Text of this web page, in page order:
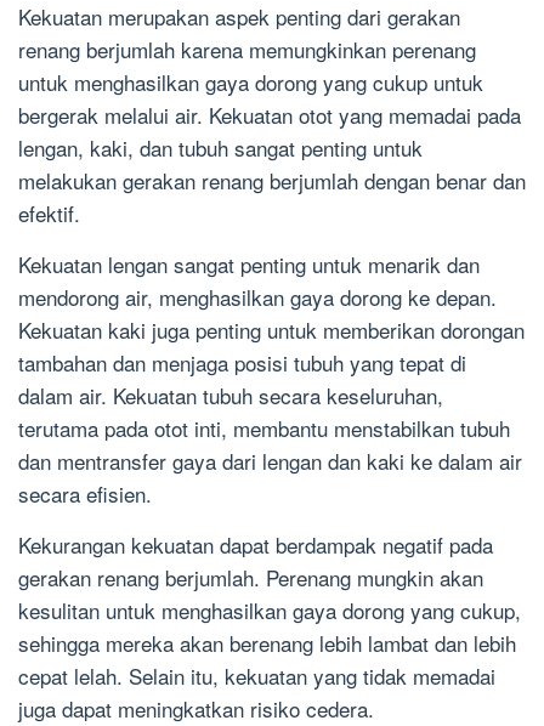
Kekuatan merupakan aspek penting dari gerakan
renang berjumlah karena memungkinkan perenang
untuk menghasilkan gaya dorong yang cukup untuk
bergerak melalui air. Kekuatan otot yang memadai pada
lengan, kaki, dan tubuh sangat penting untuk
melakukan gerakan renang berjumlah dengan benar dan
efektif.
Kekuatan lengan sangat penting untuk menarik dan
mendorong air, menghasilkan gaya dorong ke depan.
Kekuatan kaki juga penting untuk memberikan dorongan
tambahan dan menjaga posisi tubuh yang tepat di
dalam air. Kekuatan tubuh secara keseluruhan,
terutama pada otot inti, membantu menstabilkan tubuh
dan mentransfer gaya dari lengan dan kaki ke dalam air
secara efisien.
Kekurangan kekuatan dapat berdampak negatif pada
gerakan renang berjumlah. Perenang mungkin akan
kesulitan untuk menghasilkan gaya dorong yang cukup,
sehingga mereka akan berenang lebih lambat dan lebih
cepat lelah. Selain itu, kekuatan yang tidak memadai
juga dapat meningkatkan risiko cedera.